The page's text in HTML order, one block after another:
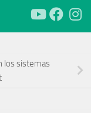
los sistemas